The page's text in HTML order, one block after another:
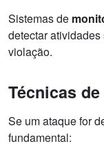
Sistemas de
detectar
violação.
Técnicas
Se um ataque for
fundamental: